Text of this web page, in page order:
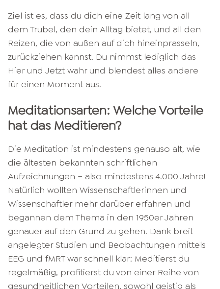
Ziel ist es, dass du dich eine Zeit lang von all
dem Trubel, den dein Alltag bietet, und all den
Reizen, die von außen auf dich hineinprasseln,
zurückziehen kannst. Du nimmst lediglich das
Hier und Jetzt wahr und blendest alles andere
für einen Moment aus.
Meditationsarten: Welche Vorteile
hat das Meditieren?
Die Meditation ist mindestens genauso alt, wie
die ältesten bekannten schriftlichen
Aufzeichnungen – also mindestens 4.000 Jahre!
Natürlich wollten Wissenschaftlerinnen und
Wissenschaftler mehr darüber erfahren und
begannen dem Thema in den 1950er Jahren
genauer auf den Grund zu gehen. Dank breit
angelegter Studien und Beobachtungen mittels
EEG und fMRT war schnell klar: Meditierst du
regelmäßig, profitierst du von einer Reihe von
gesundheitlichen Vorteilen, sowohl geistig als